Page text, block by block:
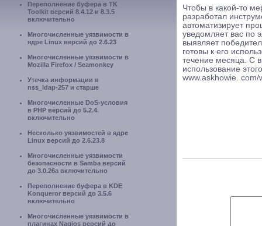
Переполнение буфера в TK
Toolkit версий 8.4.12 и 8.3.5
включительно
Многочисленные уязвимости в
ядре Linux версий до 2.6.23
Многочисленные уязвимости в
Mozilla Firefox / Seamonkey
Утечка информации в
nss_ldap-257 и старше
Многочисленные DoS-условия
в PHP версий до 5.2.4.
включительно
Несколько уязвимостей в ядре
Linux версий до 2.6.23.8
Многочисленные уязвимости
безопасности в Samba версий
до 3.0.26a включительно
Переполнение буфера в KDE
Konqueror версий до 3.5.6
включительно
Многочисленные уязвимости в
плагинах Nagios версий до
Чтобы в какой-то
разработал
автоматизирует
уведомляет вас по
выявляет
готовы к его
течение месяца. С
использование
www.askhowie. com/